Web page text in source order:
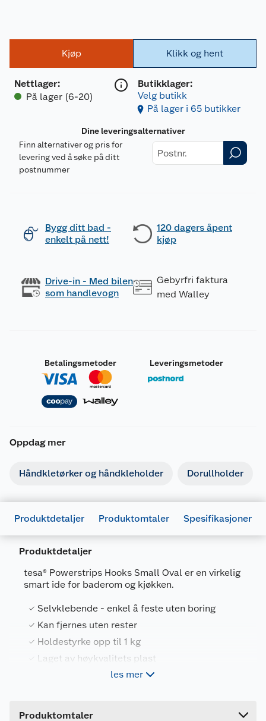
Kjøp
Nettlager:
På lager (6-20)
Klikk og hent
Butikklager:
Velg butikk
På lager i 65 butikker
Dine leveringsalternativer
Finn alternativer og pris for
levering ved å søke på ditt
postnummer
Bygg ditt bad -
enkelt på nett!
120 dagers åpent
kjøp
Drive-in - Med bilen
som handlevogn
Gebyrfri faktura
med Walley
Betalingsmetoder Leveringsmetoder
Oppdag mer
Håndkletørker og håndkleholder Dorullholder
Produktdetaljer Produktomtaler Spesifikasjoner
Produktdetaljer
tesa® Powerstrips Hooks Small Oval er en virkelig
smart ide for baderom og kjøkken.
Selvklebende - enkel å feste uten boring
Kan fjernes uten rester
Holdestyrke opp til 1 kg
Laget av høykvalitets plast
les mer
Produktomtaler
Generelt
Artikkelnummer
Leverandørens artikkelnummer